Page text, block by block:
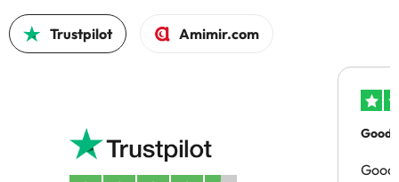
Trustpilot Amimir.com
Good
Good